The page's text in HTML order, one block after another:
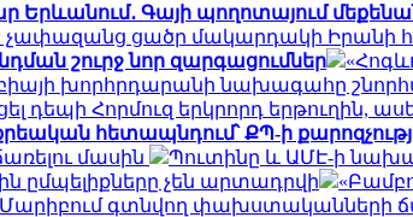
Երևանում․ Գայի պողոտայում
չափազանց ցածր մակարդակի Իրանի
շուրջ նոր զարգացումներ
խորհրդարանի նախագահը
դեպի Հորմուզ երկրորդ երթուղին,
հետապնդում՝ ՔՊ-ի
մասին
Պուտինը և ԱՄԷ-ի
ըմպելիքները չեն արտադրվի
Մարիբում գտնվող փախստականների